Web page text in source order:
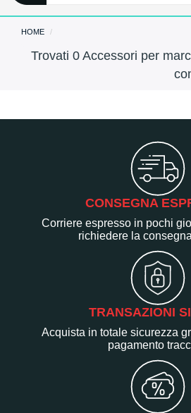
HOME
Trovati 0 Accessori per
CONSEGNA
Corriere espresso in pochi
richiedere la
TRANSAZIONI
Acquista in totale sicurezza
pagamento